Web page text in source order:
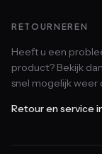
RETOURNEREN
Heeft u een
product? Bekijk
snel mogelijk weer
Retour en service